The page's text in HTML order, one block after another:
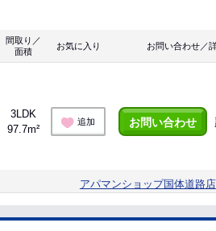
間取り／
面積
お気に入り お問い合わせ／
3LDK
97.7m²
追加 お問い合わせ
アパマンショップ国体道路店